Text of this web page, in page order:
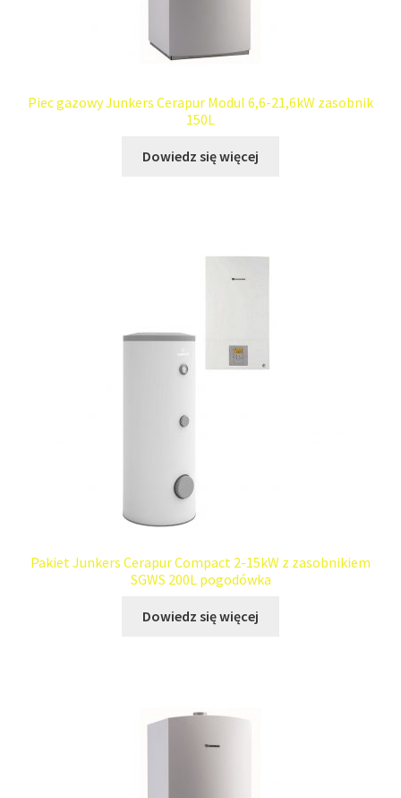
Piec gazowy Junkers Cerapur Modul 6,6-21,6kW zasobnik
150L
Dowiedz się więcej
Pakiet Junkers Cerapur Compact 2-15kW z zasobnikiem
SGWS 200L pogodówka
Dowiedz się więcej